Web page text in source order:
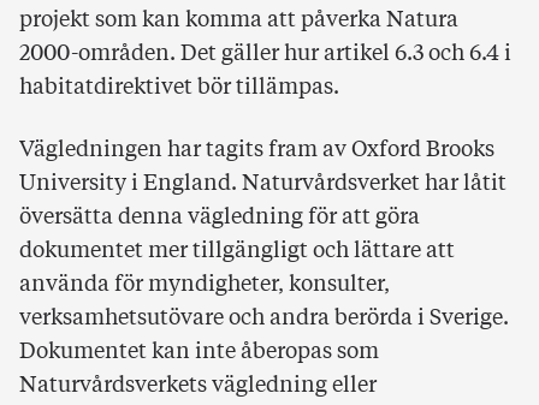
projekt som kan komma att påverka Natura
2000-områden. Det gäller hur artikel 6.3 och 6.4 i
habitatdirektivet bör tillämpas.
Vägledningen har tagits fram av Oxford Brooks
University i England. Naturvårdsverket har låtit
översätta denna vägledning för att göra
dokumentet mer tillgängligt och lättare att
använda för myndigheter, konsulter,
verksamhetsutövare och andra berörda i Sverige.
Dokumentet kan inte åberopas som
Naturvårdsverkets vägledning eller